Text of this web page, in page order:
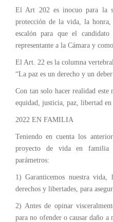
El Art 202 es inocuo para la
protección de la vida, la honra,
escalón para que el
representante a la Cámara y
El Art. 22 es la columna
“La paz es un derecho y un
Con tan solo hacer realidad este
equidad, justicia, paz, libertad
2022 EN FAMILIA
Teniendo en cuenta los
proyecto de vida en familia
parámetros:
1) Garanticemos nuestra vida,
derechos y libertades, para
2) Antes de opinar
para no ofender o causar daño a